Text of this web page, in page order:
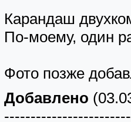
Карандаш
По-моему, один
Фото позже
Добавлено